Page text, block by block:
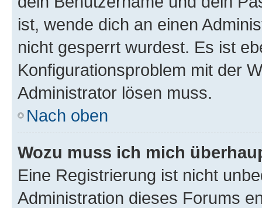
ist, wende dich an einen
nicht gesperrt wurdest. Es ist
Konfigurationsproblem mit der
Administrator lösen muss.
Nach oben
Wozu muss ich mich
Eine Registrierung ist nicht
Administration dieses Forums